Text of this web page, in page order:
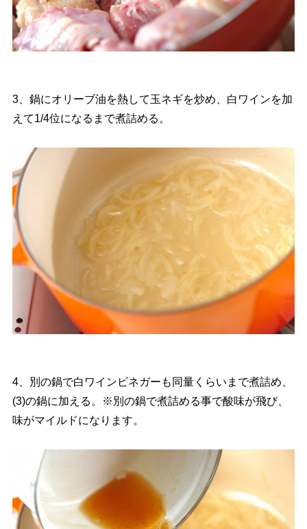
3、鍋にオリーブ油を熱して玉ネギを炒め、白ワインを加
えて1/4位になるまで煮詰める。
4、別の鍋で白ワインビネガーも同量くらいまで煮詰め、
(3)の鍋に加える。※別の鍋で煮詰める事で酸味が飛び、
味がマイルドになります。